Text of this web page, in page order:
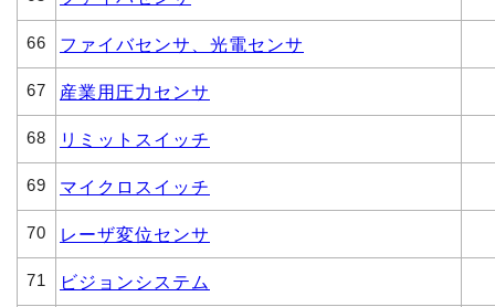
66 ファイバセンサ、光電センサ
67 産業用圧力センサ
68 リミットスイッチ
69 マイクロスイッチ
70 レーザ変位センサ
71 ビジョンシステム